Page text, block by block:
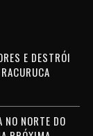
E DESTRÓI
NO NORTE DO